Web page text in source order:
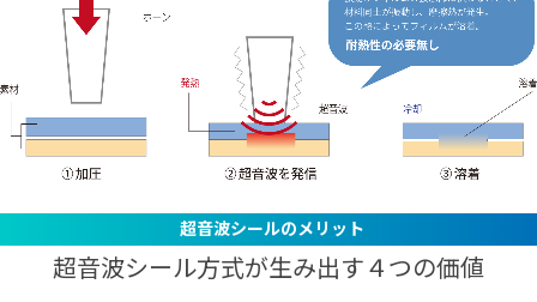
超音波シールのメリット
超音波シール方式が生み出す４つの価値